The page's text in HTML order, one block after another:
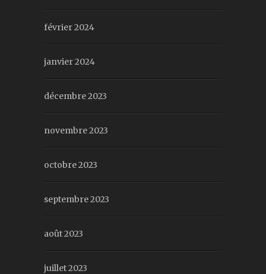
février 2024
janvier 2024
décembre 2023
novembre 2023
octobre 2023
septembre 2023
août 2023
juillet 2023